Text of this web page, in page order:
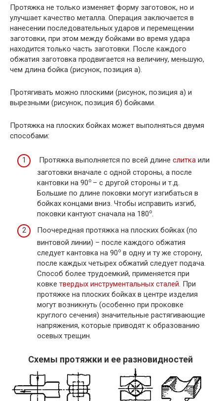
Протяжка не только изменяет форму заготовок, но и
улучшает качество металла. Операция заключается в
нанесении последовательных ударов и перемещении
заготовки, при этом между бойками во время удара
находится только часть заготовки. После каждого
обжатия заготовка продвигается на величину, меньшую,
чем длина бойка (рисунок, позиция а).
Протягивать можно плоскими (рисунок, позиция а) и
вырезными (рисунок, позиция б) бойками.
Протяжка на плоских бойках может выполняться двумя
способами:
Протяжка выполняется по всей длине слитка или
заготовки вначале с одной стороны, а после
кантовки на 90о – с другой стороны и т.д.
Большие по длине поковки могут изгибаться в
бойках концами вниз. Чтобы исправить изгиб,
поковки кантуют сначала на 180о
Поочередная протяжка на плоских бойках (по
винтовой линии) – после каждого обжатия
следует кантовка на 90о в одну и ту же сторону,
после каждых четырех обжатий следует подача.
Способ более трудоемкий, применяется при
ковке твердых инструментальных сталей. При
протяжке на плоских бойках в центре изделия
могут возникнуть (особенно при проковке
круглого сечения) значительные растягивающие
напряжения, которые приводят к образованию
осевых трещин.
Схемы протяжки и ее разновидностей